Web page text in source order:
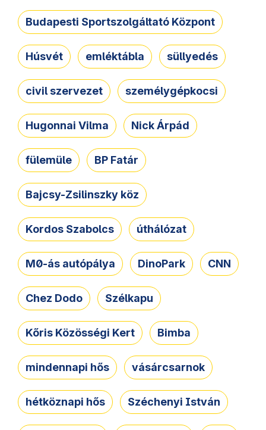
Budapesti Sportszolgáltató Központ
Húsvét emléktábla süllyedés
civil szervezet személygépkocsi
Hugonnai Vilma Nick Árpád
fülemüle BP Fatár
Bajcsy-Zsilinszky köz
Kordos Szabolcs úthálózat
M0-ás autópálya DinoPark CNN
Chez Dodo Szélkapu
Kőris Közösségi Kert Bimba
mindennapi hős vásárcsarnok
hétköznapi hős Széchenyi István